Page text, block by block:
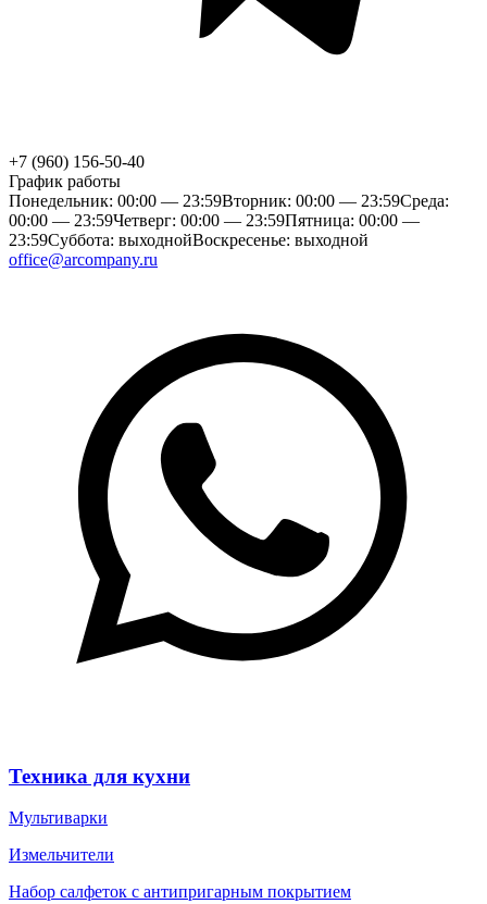
+7 (960) 156-50-40
График работы
Понедельник: 00:00 — 23:59Вторник: 00:00 — 23:59Среда:
00:00 — 23:59Четверг: 00:00 — 23:59Пятница: 00:00 —
23:59Суббота: выходнойВоскресенье: выходной
office@arcompany.ru
Техника для кухни
Мультиварки
Измельчители
Набор салфеток с антипригарным покрытием